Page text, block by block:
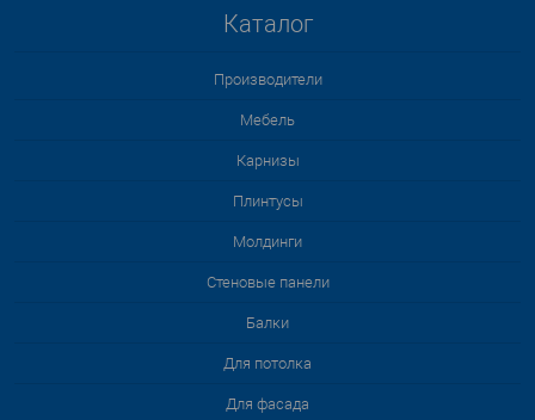
Каталог
Производители
Мебель
Карнизы
Плинтусы
Молдинги
Стеновые панели
Балки
Для потолка
Для фасада